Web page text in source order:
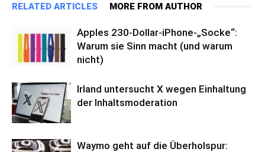
RELATED ARTICLES MORE FROM AUTHOR
Apples 230-Dollar-iPhone-„Socke“:
Warum sie Sinn macht (und warum
nicht)
Irland untersucht X wegen Einhaltung
der Inhaltsmoderation
Waymo geht auf die Überholspur: